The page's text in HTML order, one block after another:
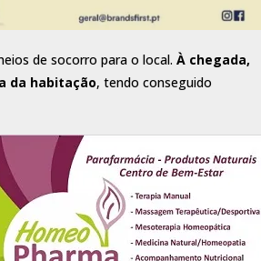
de socorro para o local. À chegada,
da habitação, tendo conseguido